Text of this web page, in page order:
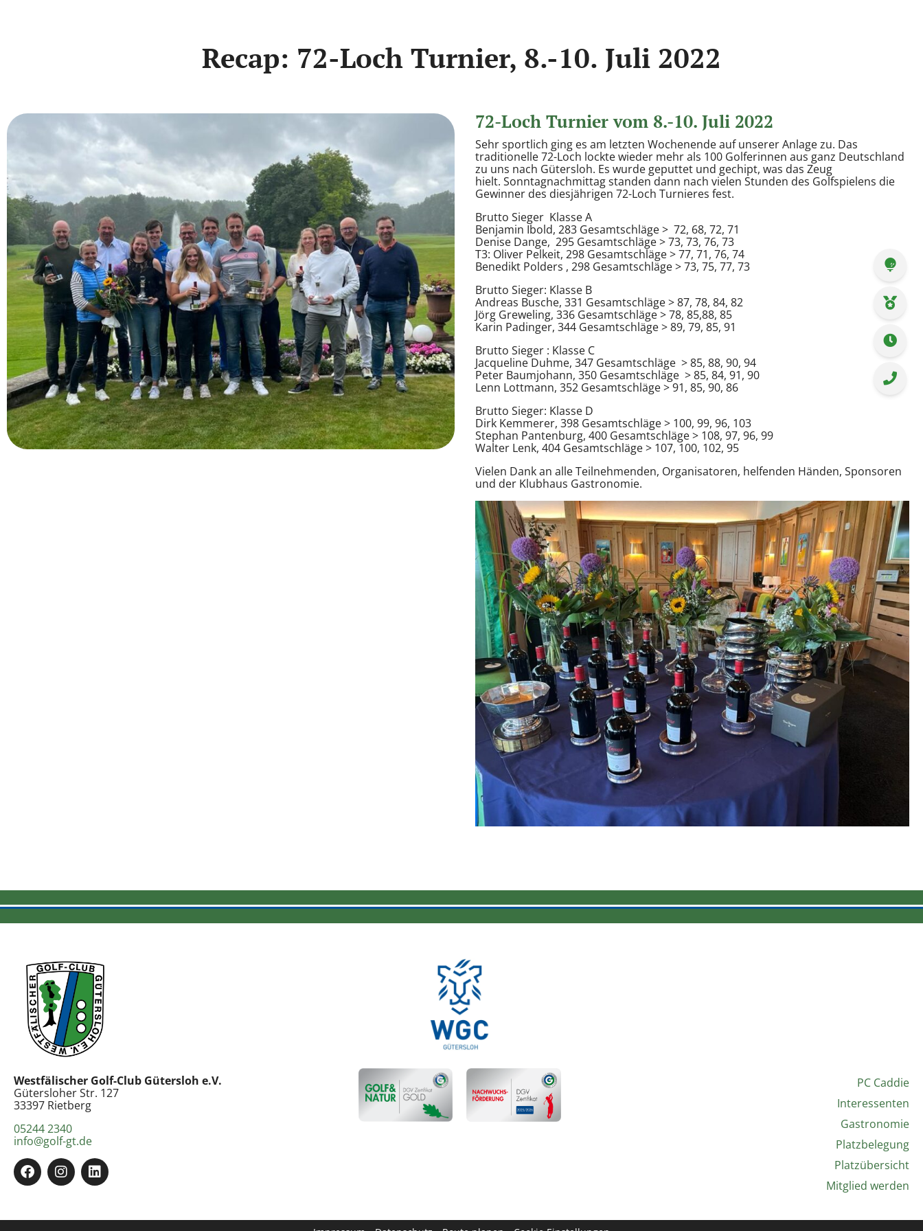
Recap: 72-Loch Turnier, 8.-10. Juli 2022
72-Loch Turnier vom 8.-10. Juli 2022
Sehr sportlich ging es am letzten Wochenende auf unserer Anlage zu. Das
traditionelle 72-Loch lockte wieder mehr als 100 Golferinnen aus ganz Deutschland
zu uns nach Gütersloh. Es wurde geputtet und gechipt, was das Zeug
hielt. Sonntagnachmittag standen dann nach vielen Stunden des Golfspielens die
Gewinner des diesjährigen 72-Loch Turnieres fest.
Brutto Sieger Klasse A
Benjamin Ibold, 283 Gesamtschläge > 72, 68, 72, 71
Denise Dange, 295 Gesamtschläge > 73, 73, 76, 73
T3: Oliver Pelkeit, 298 Gesamtschläge > 77, 71, 76, 74
Benedikt Polders , 298 Gesamtschläge > 73, 75, 77, 73
Brutto Sieger: Klasse B
Andreas Busche, 331 Gesamtschläge > 87, 78, 84, 82
Jörg Greweling, 336 Gesamtschläge > 78, 85,88, 85
Karin Padinger, 344 Gesamtschläge > 89, 79, 85, 91
Brutto Sieger : Klasse C
Jacqueline Duhme, 347 Gesamtschläge > 85, 88, 90, 94
Peter Baumjohann, 350 Gesamtschläge > 85, 84, 91, 90
Lenn Lottmann, 352 Gesamtschläge > 91, 85, 90, 86
Brutto Sieger: Klasse D
Dirk Kemmerer, 398 Gesamtschläge > 100, 99, 96, 103
Stephan Pantenburg, 400 Gesamtschläge > 108, 97, 96, 99
Walter Lenk, 404 Gesamtschläge > 107, 100, 102, 95
Vielen Dank an alle Teilnehmenden, Organisatoren, helfenden Händen, Sponsoren
und der Klubhaus Gastronomie.
Westfälischer Golf-Club Gütersloh e.V.
Gütersloher Str. 127
33397 Rietberg
05244 2340
info@golf-gt.de
PC Caddie
Interessenten
Gastronomie
Platzbelegung
Platzübersicht
Mitglied werden